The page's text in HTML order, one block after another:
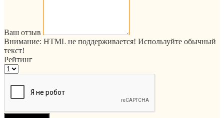
Ваш отзыв
Внимание: HTML не поддерживается! Используйте обычный
текст!
Рейтинг